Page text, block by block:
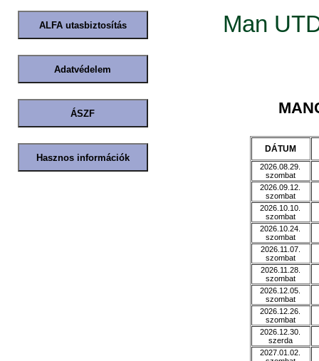
Man
DÁTUM
2026.08.29.
szombat
2026.09.12.
szombat
2026.10.10.
szombat
2026.10.24.
szombat
2026.11.07.
szombat
2026.11.28.
szombat
2026.12.05.
szombat
2026.12.26.
szombat
2026.12.30.
szerda
2027.01.02.